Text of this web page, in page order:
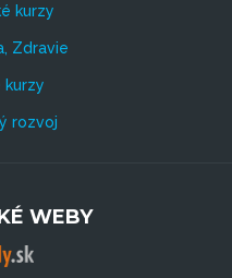
kurzy
Zdravie
kurzy
rozvoj
WEBY